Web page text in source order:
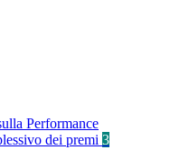
Performance
dei premi 3